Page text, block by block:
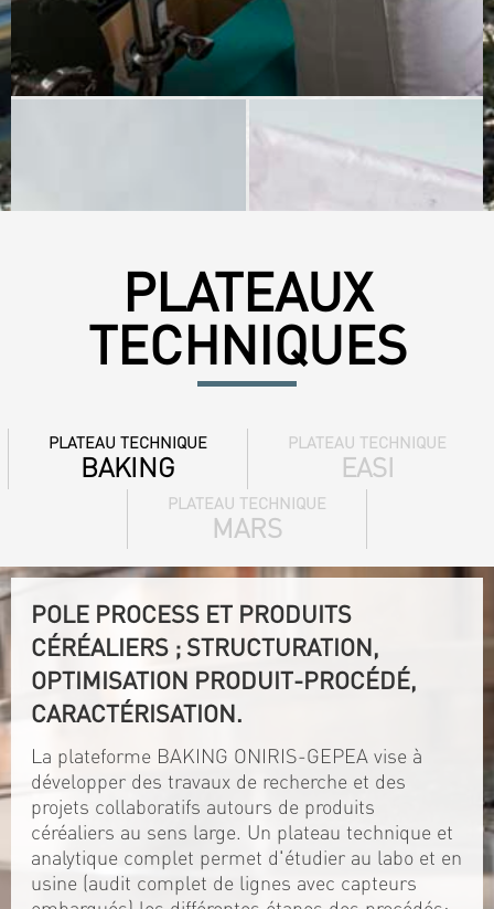
PLATEAUX
TECHNIQUES
PLATEAU TECHNIQUE
BAKING
PLATEAU TECHNIQUE
EASI
PLATEAU TECHNIQUE
MARS
POLE PROCESS ET PRODUITS
CÉRÉALIERS ; STRUCTURATION,
OPTIMISATION PRODUIT-PROCÉDÉ,
CARACTÉRISATION.
La plateforme BAKING ONIRIS-GEPEA vise à
développer des travaux de recherche et des
projets collaboratifs autours de produits
céréaliers au sens large. Un plateau technique et
analytique complet permet d'étudier au labo et en
usine (audit complet de lignes avec capteurs